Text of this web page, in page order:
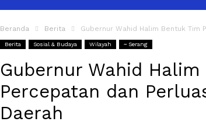
Beranda Berita Gubernur Wahid Halim Bentuk Tim
Berita Sosial & Budaya Wilayah ~ Serang
Gubernur Wahid
Percepatan dan
Daerah